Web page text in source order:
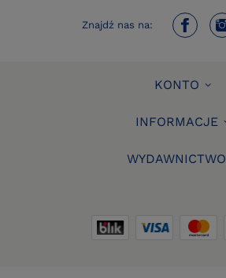
Znajdź nas na:
KONTO
INFORMACJE
WYDAWNICTWO